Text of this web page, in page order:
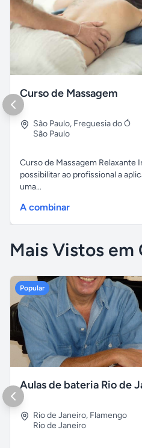
Curso de Massagem
São Paulo, Freguesia do Ó
São Paulo
Curso de Massagem Relaxante
possibilitar ao profissional a
uma...
A combinar
Mais Vistos em
Popular
Rio de Janeiro, Flamengo
Rio de Janeiro